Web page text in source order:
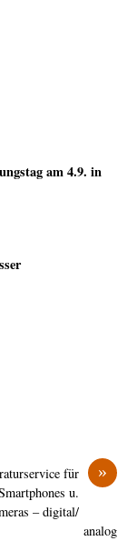
am 4.9. in
»
für
u.
– digital/
analog